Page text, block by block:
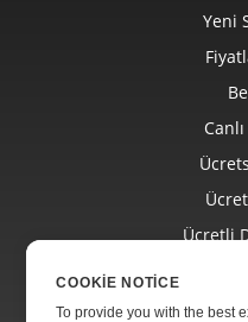
Yeni
Ücretli
COOKIE NOTICE
To provide you with the best